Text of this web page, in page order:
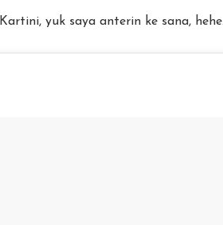
yuk saya anterin ke sana, hehe.